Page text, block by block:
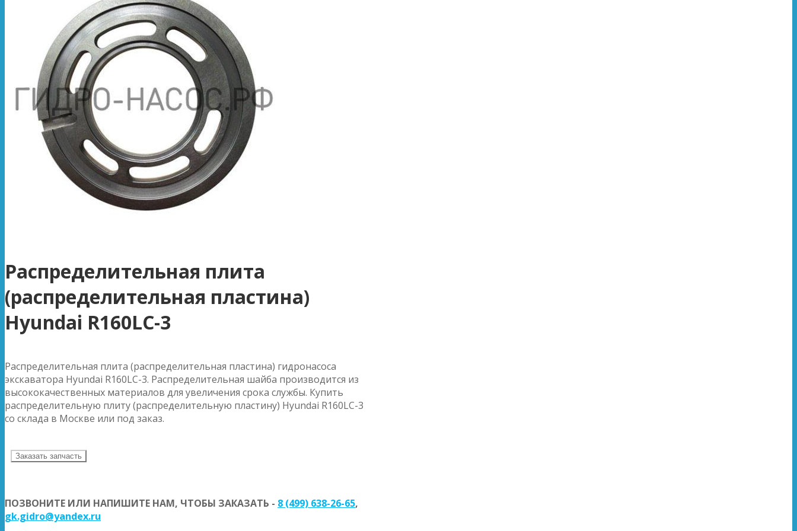
Распределительная плита
(распределительная пластина)
Hyundai R160LC-3
Распределительная плита (распределительная пластина) гидронасоса
экскаватора Hyundai R160LC-3. Распределительная шайба производится из
высококачественных материалов для увеличения срока службы. Купить
распределительную плиту (распределительную пластину) Hyundai R160LC-3
со склада в Москве или под заказ.
Заказать запчасть
ПОЗВОНИТЕ ИЛИ НАПИШИТЕ НАМ, ЧТОБЫ ЗАКАЗАТЬ - 8 (499) 638-26-65,
gk.gidro@yandex.ru